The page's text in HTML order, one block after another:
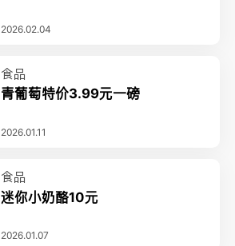
2026.02.04
食品
青葡萄特价3.99元一磅
2026.01.11
食品
迷你小奶酪10元
2026.01.07